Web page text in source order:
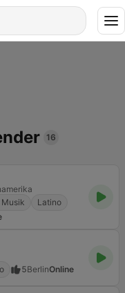
16
Latino
5BerlinOnline